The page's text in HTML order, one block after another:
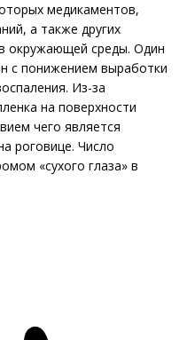
медикаментов,
а также других
окружающей среды. Один
с понижением выработки
Из-за
на поверхности
чего является
роговице. Число
«сухого глаза» в